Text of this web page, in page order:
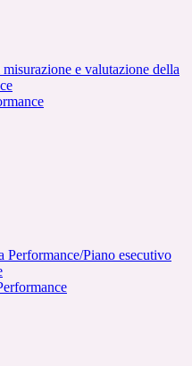
misurazione e valutazione della
Performance/Piano esecutivo